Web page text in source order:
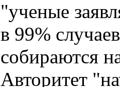
"ученые
в 99%
собираются
Авторитет